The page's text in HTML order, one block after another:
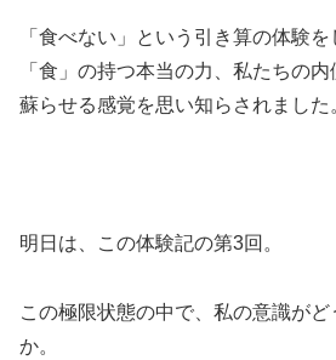
「食べない」という引き算の体験
「食」の持つ本当の力、私たちの
蘇らせる感覚を思い知らされました
明日は、この体験記の第3回。
この極限状態の中で、私の意識が
か。